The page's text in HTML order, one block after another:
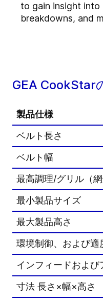
to gain insight
breakdowns, and
GEA CookStar
製品仕様
ベルト長さ
ベルト幅
最高調理/グリル（
最小製品サイズ
最大製品高さ
環境制御、および適
インフィードおよび
寸法 長さ×幅×高さ